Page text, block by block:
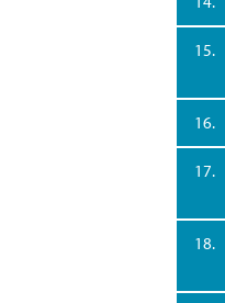
15.
16.
17.
18.